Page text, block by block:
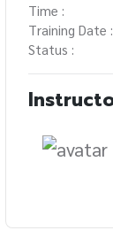
Time :
Training Date :
Status :